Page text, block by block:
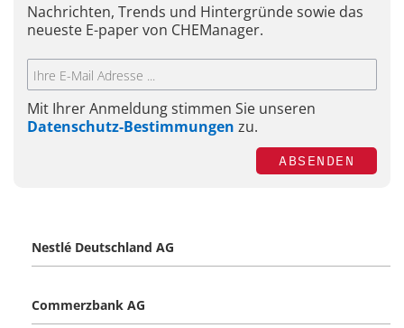
Nachrichten, Trends und Hintergründe sowie das
neueste E-paper von CHEManager.
Mit Ihrer Anmeldung stimmen Sie unseren
Datenschutz-Bestimmungen zu.
ABSENDEN
Nestlé Deutschland AG
Commerzbank AG